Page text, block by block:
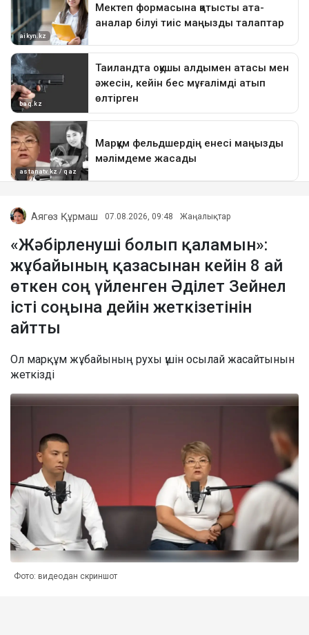
Аягөз Құрмаш 07.08.2026, 09:48 Жаңалықтар
«Жәбірленуші болып қаламын»:
жұбайының қазасынан кейін 8 ай
өткен соң үйленген Әділет Зейнел
істі соңына дейін жеткізетінін
айтты
Ол марқұм жұбайының рухы үшін осылай жасайтынын
жеткізді
Фото: видеодан скриншот